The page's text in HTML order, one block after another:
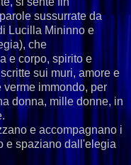
sussurrate da
Lucilla Mininno e
che
e corpo, spirito e
sui muri, amore e
verme immondo, per
donna, mille donne, in
e accompagnano i
e spaziano dall'elegia